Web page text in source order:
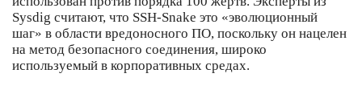
Sysdig считают, что SSH-Snake это «эволюционный
шаг» в области вредоносного ПО, поскольку он нацелен
на метод безопасного соединения, широко
используемый в корпоративных средах.